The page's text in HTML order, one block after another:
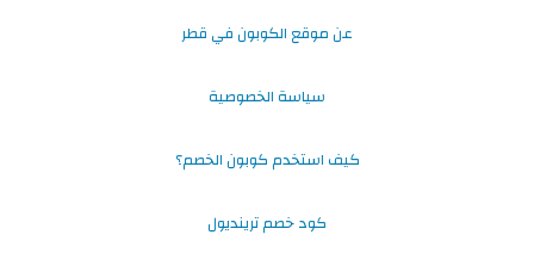
عن موقع الكوبون في قطر
سياسة الخصوصية
كيف استخدم كوبون الخصم؟
كود خصم ترينديول